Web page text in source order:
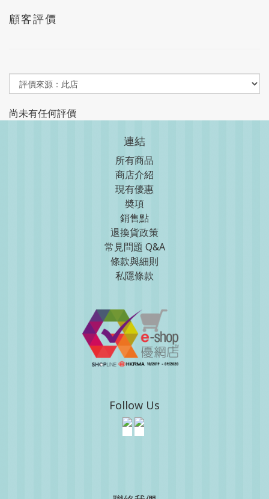
顧客評價
尚未有任何評價
連結
所有商品
商店介紹
現有優惠
奬項
銷售點
退換貨政策
常見問題 Q&A
條款與細則
私隱條款
Follow Us